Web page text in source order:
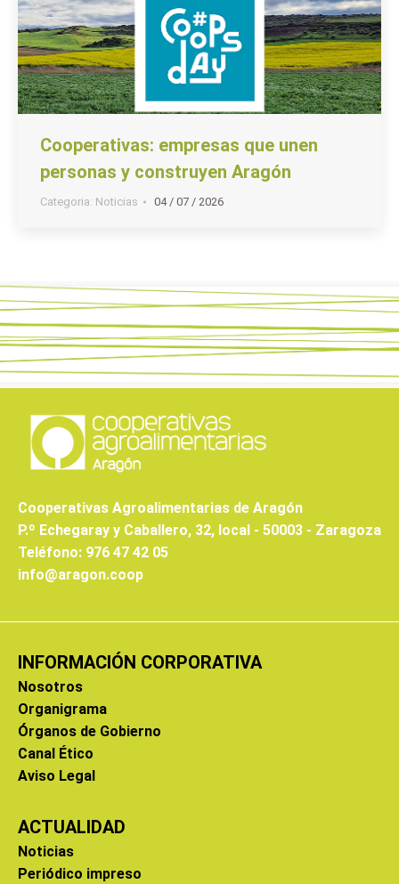
Cooperativas: empresas que unen
personas y construyen Aragón
Categoria: Noticias 04 / 07 / 2026
Cooperativas Agroalimentarias de Aragón
P.º Echegaray y Caballero, 32, local - 50003 - Zaragoza
Teléfono: 976 47 42 05
info@aragon.coop
INFORMACIÓN CORPORATIVA
Nosotros
Organigrama
Órganos de Gobierno
Canal Ético
Aviso Legal
ACTUALIDAD
Noticias
Periódico impreso